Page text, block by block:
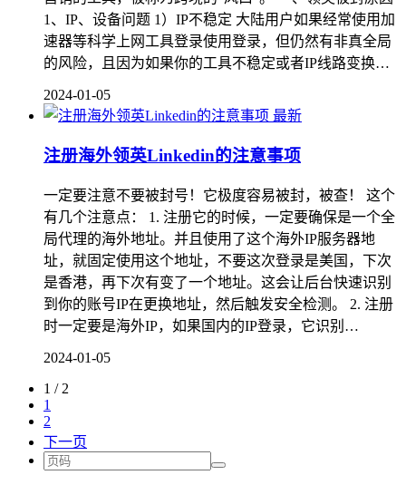
1、IP、设备问题 1）IP不稳定 大陆用户如果经常使用加
速器等科学上网工具登录使用登录，但仍然有非真全局
的风险，且因为如果你的工具不稳定或者IP线路变换…
2024-01-05
最新
注册海外领英Linkedin的注意事项
一定要注意不要被封号！它极度容易被封，被查！ 这个
有几个注意点： 1. 注册它的时候，一定要确保是一个全
局代理的海外地址。并且使用了这个海外IP服务器地
址，就固定使用这个地址，不要这次登录是美国，下次
是香港，再下次有变了一个地址。这会让后台快速识别
到你的账号IP在更换地址，然后触发安全检测。 2. 注册
时一定要是海外IP，如果国内的IP登录，它识别…
2024-01-05
1 / 2
1
2
下一页